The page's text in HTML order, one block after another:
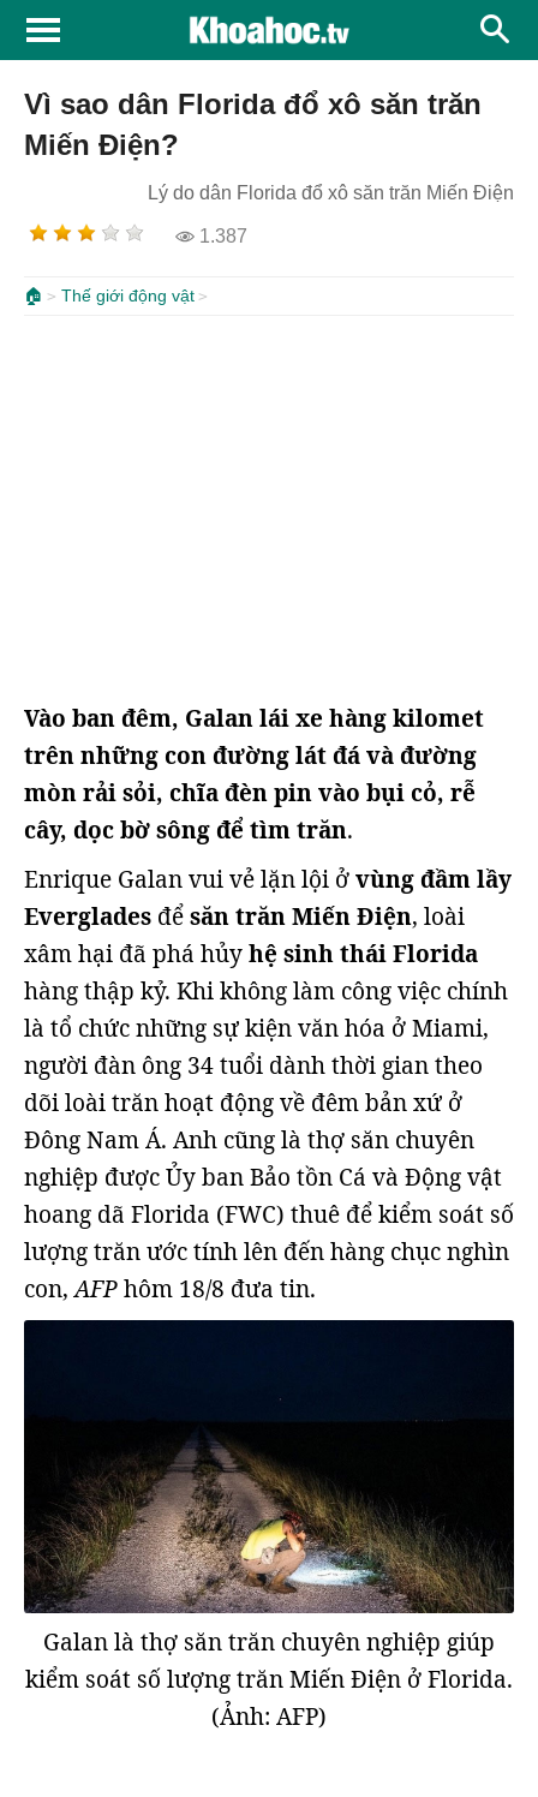
Vì sao dân Florida đổ xô săn trăn
Miến Điện?
Lý do dân Florida đổ xô săn trăn Miến Điện
1.387
🏠 Thế giới động vật
Vào ban đêm, Galan lái xe hàng kilomet
trên những con đường lát đá và đường
mòn rải sỏi, chĩa đèn pin vào bụi cỏ, rễ
cây, dọc bờ sông để tìm trăn.
Enrique Galan vui vẻ lặn lội ởvùng đầm lầy
Everglades đểsăn trăn Miến Điện, loài
xâm hại đã phá hủyhệ sinh thái Florida
hàng thập kỷ. Khi không làm công việc chính
là tổ chức những sự kiện văn hóa ở Miami,
người đàn ông 34 tuổi dành thời gian theo
dõi loài trăn hoạt động về đêm bản xứ ở
Đông Nam Á. Anh cũng là thợ săn chuyên
nghiệp được Ủy ban Bảo tồn Cá và Động vật
hoang dã Florida (FWC) thuê để kiểm soát số
lượng trăn ước tính lên đến hàng chục nghìn
con,AFPhôm 18/8 đưa tin.
Galan là thợ săn trăn chuyên nghiệp giúp
kiểm soát số lượng trăn Miến Điện ở Florida.
(Ảnh: AFP)